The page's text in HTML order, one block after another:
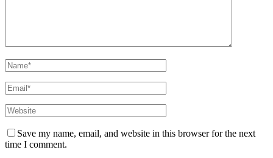
Save my name, email, and website in this browser for the next
time I comment.